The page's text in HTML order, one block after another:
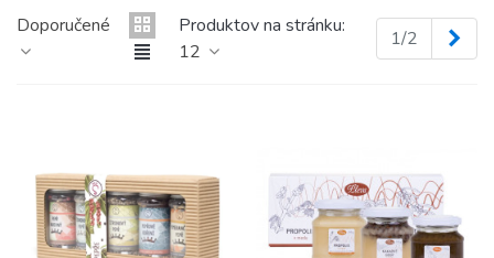
Doporučené
Produktov na stránku:
12
1/2